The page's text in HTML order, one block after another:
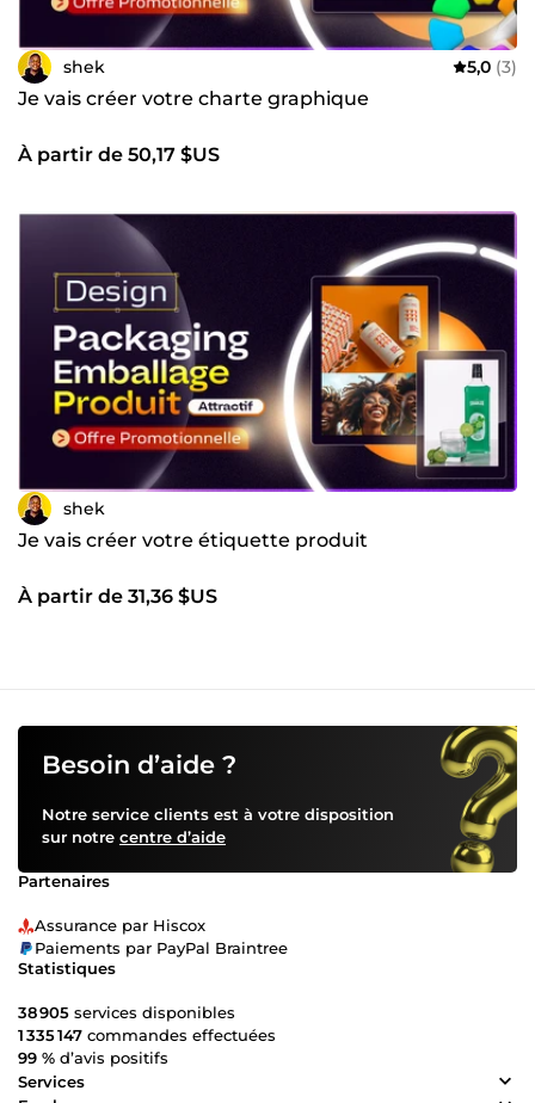
shek 5,0 (3)
Je vais créer votre charte graphique
À partir de 50,17 $US
shek
Je vais créer votre étiquette produit
À partir de 31,36 $US
Besoin d’aide ?
Notre service clients est à votre disposition
sur notre centre d’aide
Partenaires
Assurance par Hiscox
Paiements par PayPal Braintree
Statistiques
38 905 services disponibles
1 335 147 commandes effectuées
99 % d’avis positifs
Services